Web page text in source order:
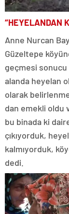
“HEYELANDAN
Anne Nurcan
Güzeltepe
geçmesi sonucu
alanda heyelan
olarak
dan emekli oldu
bu binada ki
çıkıyorduk,
kalmıyorduk,
dedi.